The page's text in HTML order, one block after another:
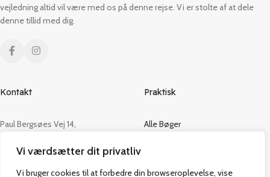
Vi værdsætter dit privatliv
Vi bruger cookies til at forbedre din browseroplevelse, vise
vejledning altid vil være med os på denne rejse. Vi er stolte af at dele
denne tillid med dig.
Kontakt
Paul Bergsøes Vej 14,
CVR: 42813915
Praktisk
Alle Bøger